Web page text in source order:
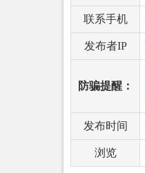
联系手机
发布者IP
防骗提醒：
发布时间
浏览